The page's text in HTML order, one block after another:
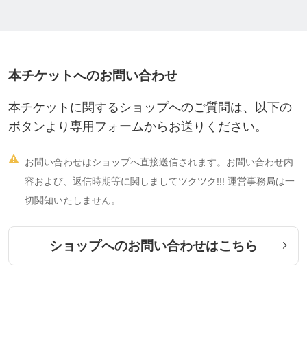
の画面よりご覧いただけます♡
【こういう方にオススメです】
☆お砂糖たっぷりなやケーキやチョコレート、
スナック菓子以外のおやつをお子さんやご家族
本チケットへのお問い合わせ
本チケットに関するショップへのご質問は、以下の
ボタンより専用フォームからお送りください。

お問い合わせはショップへ直接送信されます。お問い合わせ内
容および、返信時期等に関しましてツクツク!!! 運営事務局は一
切関知いたしません。
ショップへのお問い合わせはこちら